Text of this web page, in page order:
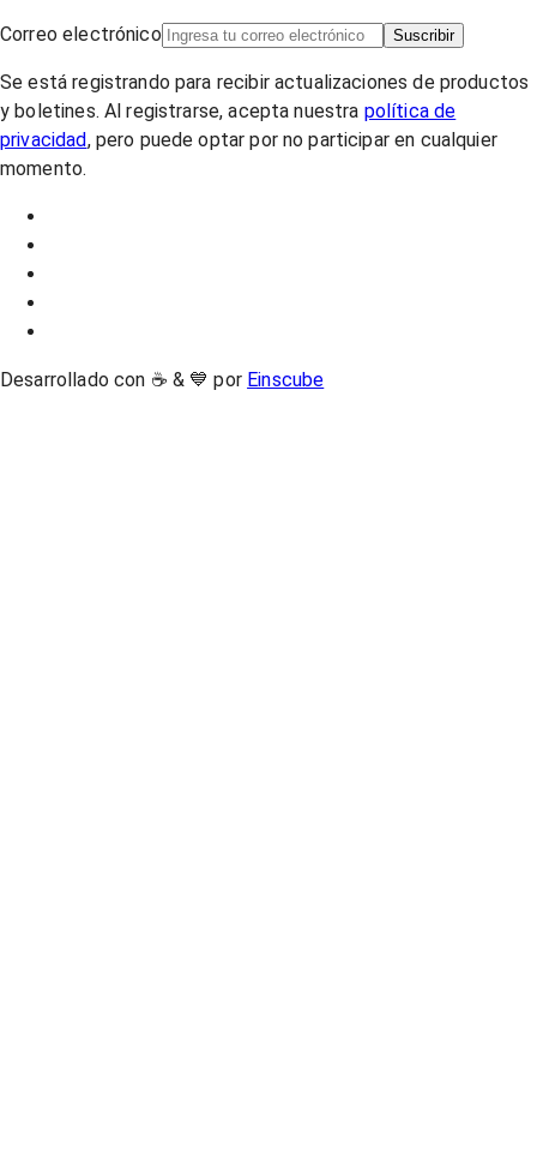
Correo electrónico Suscribir
Se está registrando para recibir actualizaciones de productos
y boletines. Al registrarse, acepta nuestra política de
privacidad, pero puede optar por no participar en cualquier
momento.
Desarrollado con ☕ & 💙 por Einscube